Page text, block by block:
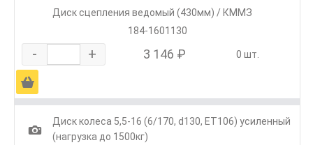
Диск сцепления ведомый (430мм) / КММЗ
184-1601130
- + 3 146 ₽ 0 шт.
Ä
1
Диск колеса 5,5-16 (6/170, d130, ET106) усиленный
(нагрузка до 1500кг)